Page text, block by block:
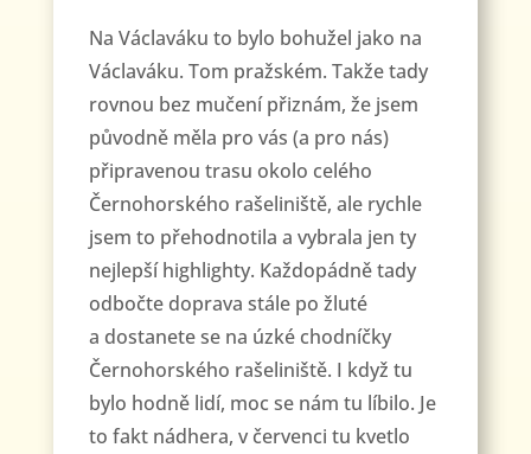
Na Václaváku to bylo bohužel jako na
Václaváku. Tom pražském. Takže tady
rovnou bez mučení přiznám, že jsem
původně měla pro vás (a pro nás)
připravenou trasu okolo celého
Černohorského rašeliniště, ale rychle
jsem to přehodnotila a vybrala jen ty
nejlepší highlighty. Každopádně tady
odbočte doprava stále po žluté
a dostanete se na úzké chodníčky
Černohorského rašeliniště. I když tu
bylo hodně lidí, moc se nám tu líbilo. Je
to fakt nádhera, v červenci tu kvetlo